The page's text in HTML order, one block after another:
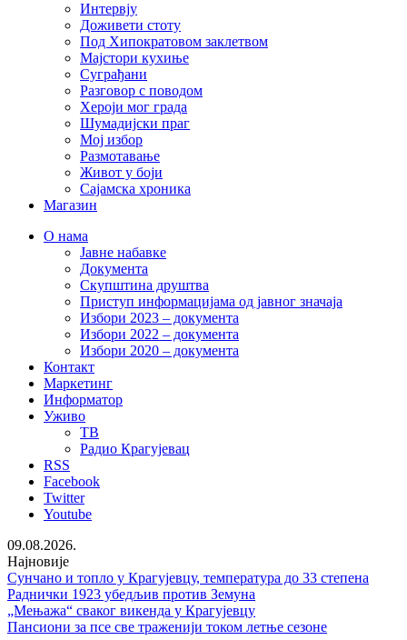
Интервју
Доживети стоту
Под Хипократовом заклетвом
Мајстори кухиње
Суграђани
Разговор с поводом
Хероји мог града
Шумадијски праг
Мој избор
Размотавање
Живот у боји
Сајамска хроника
Магазин
О нама
Јавне набавке
Документа
Скупштина друштва
Приступ информацијама од јавног значаја
Избори 2023 – документа
Избори 2022 – документа
Избори 2020 – документа
Контакт
Маркетинг
Информатор
Уживо
ТВ
Радио Крагујевац
RSS
Facebook
Twitter
Youtube
09.08.2026.
Најновије
Сунчано и топло у Крагујевцу, температура до 33 степена
Раднички 1923 убедљив против Земуна
„Мењажа“ сваког викенда у Крагујевцу
Пансиони за псе све траженији током летње сезоне